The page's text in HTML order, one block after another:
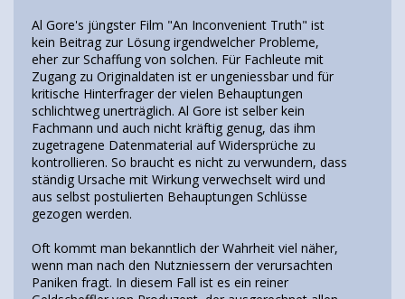
Al Gore's jüngster Film "An Inconvenient Truth" ist
kein Beitrag zur Lösung irgendwelcher Probleme,
eher zur Schaffung von solchen. Für Fachleute mit
Zugang zu Originaldaten ist er ungeniessbar und für
kritische Hinterfrager der vielen Behauptungen
schlichtweg unerträglich. Al Gore ist selber kein
Fachmann und auch nicht kräftig genug, das ihm
zugetragene Datenmaterial auf Widersprüche zu
kontrollieren. So braucht es nicht zu verwundern, dass
ständig Ursache mit Wirkung verwechselt wird und
aus selbst postulierten Behauptungen Schlüsse
gezogen werden.
Oft kommt man bekanntlich der Wahrheit viel näher,
wenn man nach den Nutzniessern der verursachten
Paniken fragt. In diesem Fall ist es ein reiner